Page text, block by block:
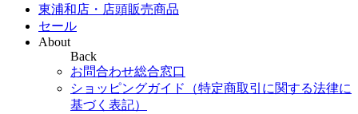
東浦和店・店頭販売商品
セール
About
Back
お問合わせ総合窓口
ショッピングガイド（特定商取引に関する法律に
基づく表記）